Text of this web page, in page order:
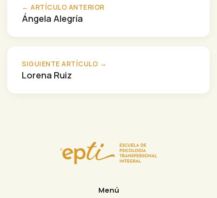
← ARTÍCULO ANTERIOR
Ángela Alegría
SIGUIENTE ARTÍCULO →
Lorena Ruiz
Menú